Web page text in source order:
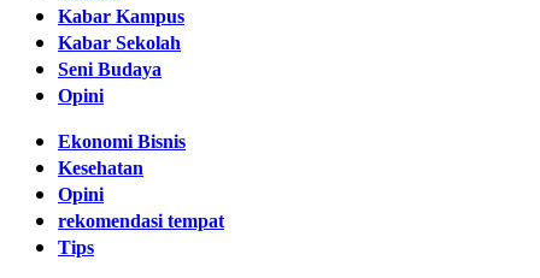
Kabar Kampus
Kabar Sekolah
Seni Budaya
Opini
Ekonomi Bisnis
Kesehatan
Opini
rekomendasi tempat
Tips